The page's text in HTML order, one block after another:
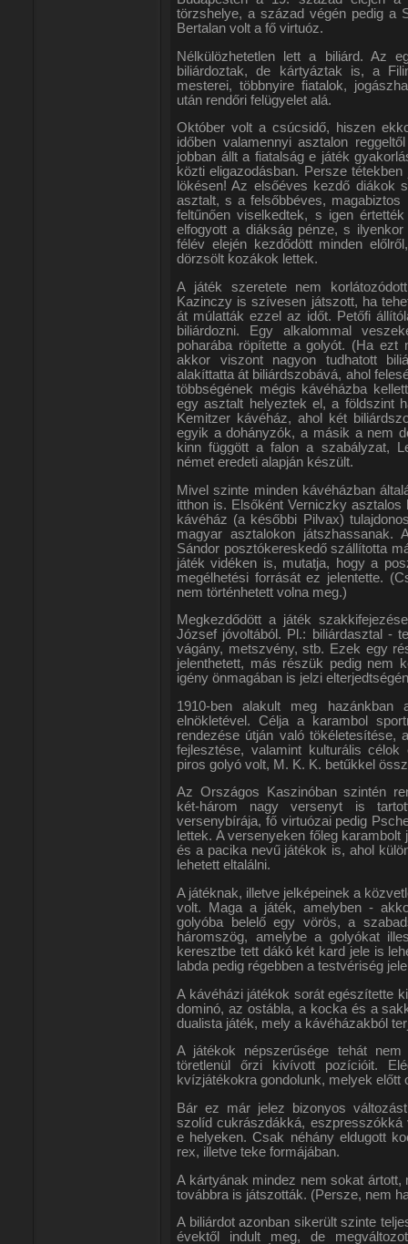
törzshelye, a század végén pedig a
Bertalan volt a fő virtuóz.
Nélkülözhetetlen lett a biliárd. Az
biliárdoztak, de kártyáztak is, a
mesterei, többnyire fiatalok,
után rendőri felügyelet alá.
Október volt a csúcsidő, hiszen
időben valamennyi asztalon
jobban állt a fiatalság e játék
közti eligazodásban. Persze
lökésen! Az elsőéves kezdő diákok
asztalt, s a felsőbbéves, magabiztos
feltűnően viselkedtek, s igen
elfogyott a diákság pénze, s
félév elején kezdődött minden
dörzsölt kozákok lettek.
A játék szeretete nem
Kazinczy is szívesen játszott, ha
át múlatták ezzel az időt. Petőfi
biliárdozni. Egy alkalommal
poharába röpítette a golyót. (Ha ezt
akkor viszont nagyon tudhatott
alakíttatta át biliárdszobává, ahol
többségének mégis kávéházba
egy asztalt helyeztek el, a földszint
Kemitzer kávéház, ahol két
egyik a dohányzók, a másik a nem
kinn függött a falon a szabályzat,
német eredeti alapján készült.
Mivel szinte minden kávéházban
itthon is. Elsőként Verniczky
kávéház (a későbbi Pilvax)
magyar asztalokon játszhassanak.
Sándor posztókereskedő szállította
játék vidéken is, mutatja, hogy a
megélhetési forrását ez jelentette.
nem történhetett volna meg.)
Megkezdődött a játék
József jóvoltából. Pl.: biliárdasztal -
vágány, metszvény, stb. Ezek egy
jelenthetett, más részük pedig nem
igény önmagában is jelzi
1910-ben alakult meg
elnökletével. Célja a karambol
rendezése útján való tökéletesítése,
fejlesztése, valamint kulturális
piros golyó volt, M. K. K. betűkkel
Az Országos Kaszinóban szintén
két-három nagy versenyt is
versenybírája, fő virtuózai pedig
lettek. A versenyeken főleg
és a pacika nevű játékok is, ahol
lehetett eltalálni.
A játéknak, illetve jelképeinek a
volt. Maga a játék, amelyben -
golyóba belelő egy vörös, a
háromszög, amelybe a golyókat
keresztbe tett dákó két kard jele is
labda pedig régebben a testvériség
A kávéházi játékok sorát egészítette
dominó, az ostábla, a kocka és a
dualista játék, mely a kávéházakból
A játékok népszerűsége tehát
töretlenül őrzi kivívott pozícióit.
kvízjátékokra gondolunk, melyek előtt
Bár ez már jelez bizonyos
szolíd cukrászdákká,
e helyeken. Csak néhány eldugott
rex, illetve teke formájában.
A kártyának mindez nem sokat
továbbra is játszották. (Persze, nem
A biliárdot azonban sikerült szinte
évektől indult meg, de